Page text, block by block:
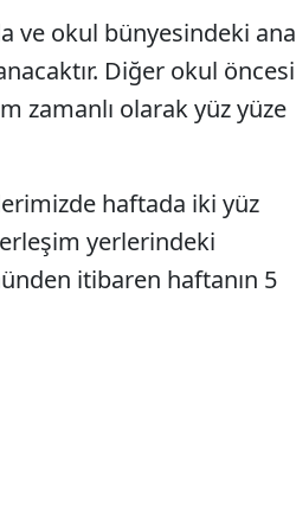
ve okul bünyesindeki ana
Diğer okul öncesi
zamanlı olarak yüz yüze
haftada iki yüz
yerlerindeki
itibaren haftanın 5